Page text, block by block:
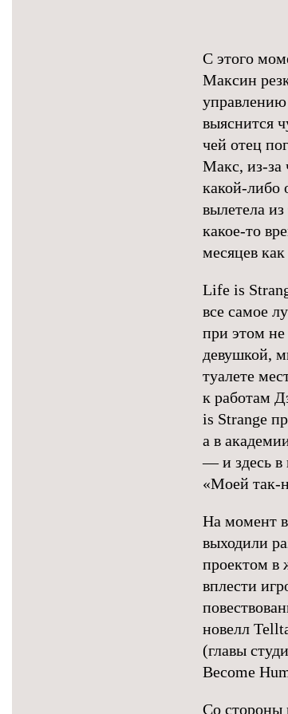
С этого
Максин
выяснится
чей отец
Макс, из-за
какой-либо
вылетела
какое-то
месяцев
Life is
все самое
при этом
девушкой,
туалете
к работам
is Strange
а в
— и здесь в
«Моей так-
На момент
выходили
проектом в
вплести
новелл
(главы
Become
Со стороны